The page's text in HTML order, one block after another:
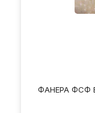
ФАНЕРА ФСФ